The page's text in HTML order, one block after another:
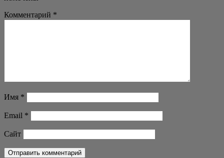
Комментарий *
Имя *
Email *
Сайт